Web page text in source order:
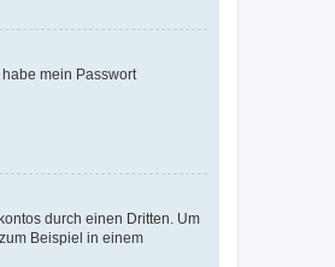
mein Passwort
durch einen Dritten. Um
Beispiel in einem